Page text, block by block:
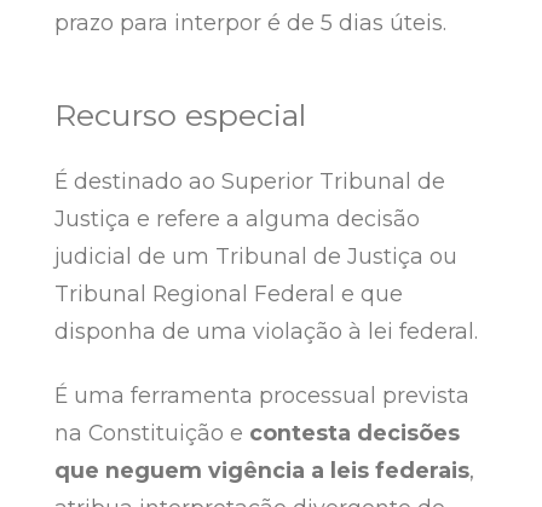
prazo para interpor é de 5 dias úteis.
Recurso especial
É destinado ao Superior Tribunal de
Justiça e refere a alguma decisão
judicial de um Tribunal de Justiça ou
Tribunal Regional Federal e que
disponha de uma violação à lei federal.
É uma ferramenta processual prevista
na Constituição e contesta decisões
que neguem vigência a leis federais,